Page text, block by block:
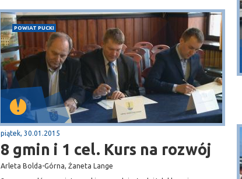
POWIAT PUCKI
piątek, 30.01.2015
8 gmin i 1 cel. Kurs na rozwój
Arleta Bolda-Górna, Żaneta Lange
Puck
Przystań, molo